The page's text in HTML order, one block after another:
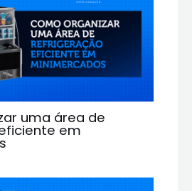
uma área de
em